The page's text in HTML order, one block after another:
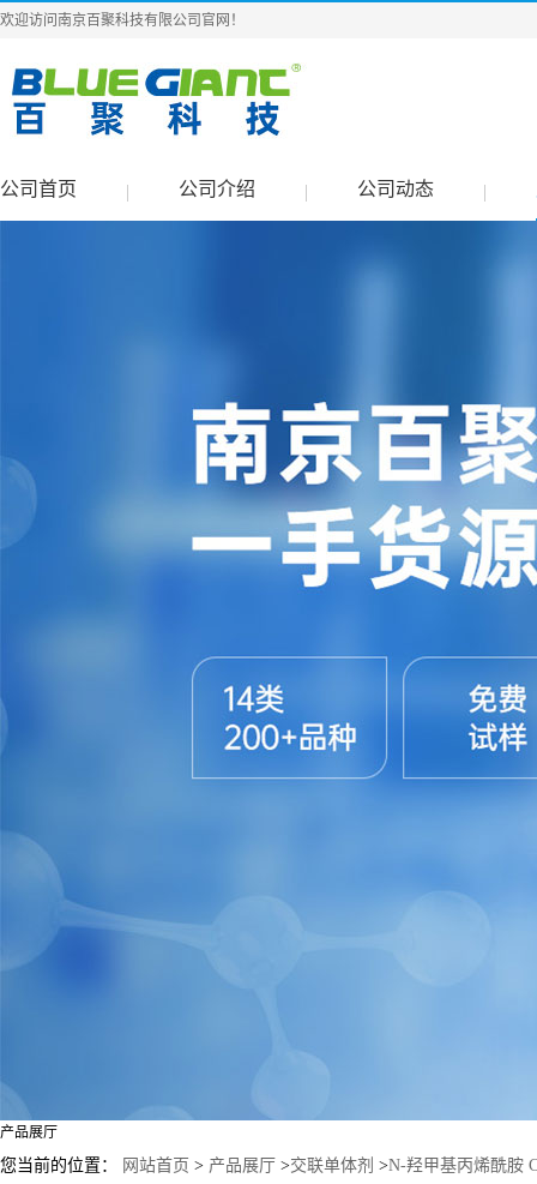
欢迎访问南京百聚科技有限公司官网！
公司首页 公司介绍 公司动态
产品展厅
您当前的位置： 网站首页 > 产品展厅 >交联单体剂 >N-羟甲基丙烯酰胺